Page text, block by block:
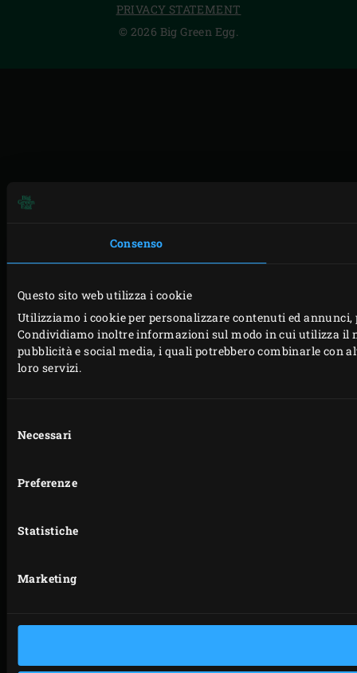
Consenso
Questo sito web utilizza i cookie
Utilizziamo i cookie per personalizzare contenuti ed
Condividiamo inoltre informazioni sul modo in cui utilizza il
pubblicità e social media, i quali potrebbero combinarle con
loro servizi.
delNecessari
Preferenze
Statistiche
Marketing
PRIVACY STATEMENT
© 2026 Big Green Egg.